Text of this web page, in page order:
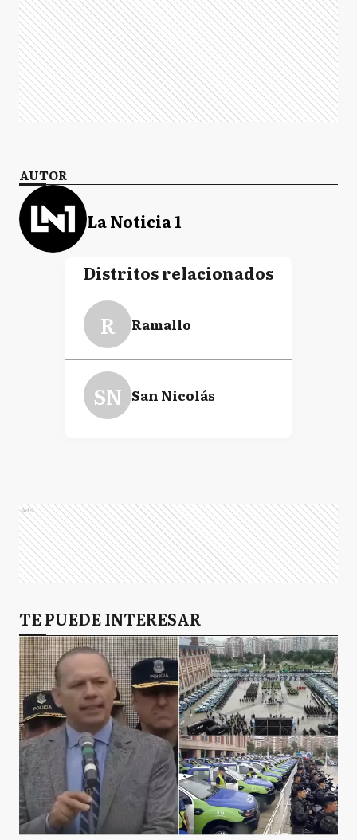
AUTOR
La Noticia 1
Distritos relacionados
R Ramallo
SN San Nicolás
Ads
TE PUEDE INTERESAR